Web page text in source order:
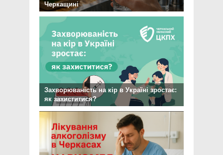
Черкащині
Захворюваність на кір в Україні зростає:
як захиститися?